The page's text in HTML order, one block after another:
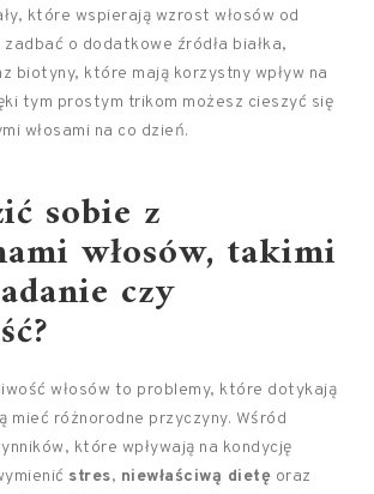
które wspierają wzrost włosów od
o dodatkowe źródła białka,
biotyny, które mają korzystny wpływ na
tym prostym trikom możesz cieszyć się
włosami na co dzień.
sobie z
włosów, takimi
czy
włosów to problemy, które dotykają
mieć różnorodne przyczyny. Wśród
które wpływają na kondycję
stres, niewłaściwą dietę oraz